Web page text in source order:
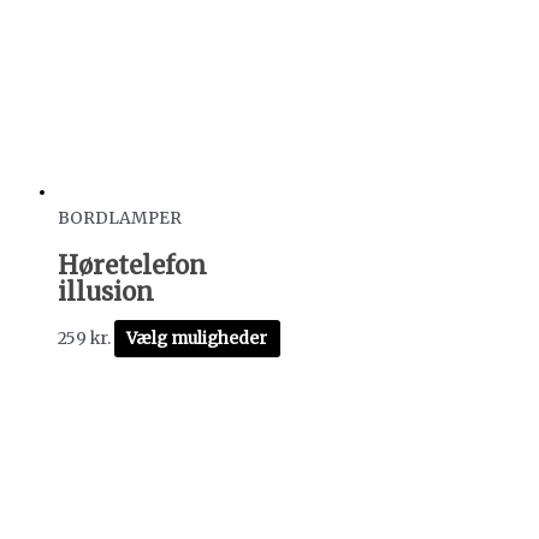
BORDLAMPER
Høretelefon
illusion
259 kr. Vælg muligheder